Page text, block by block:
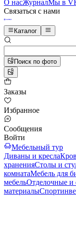
О насЖурналМы в
Связаться с нами
Каталог
Поиск по фото
Заказы
Избранное
Сообщения
Войти
Мебельный тур
Диваны и кресла
храненияСтолы и
комнатаМебель для
мебельОтделочные и
материалы